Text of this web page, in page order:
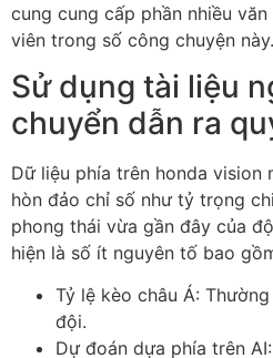
cung cung cấp phần nhiều
viên trong số công chuyện này.
Sử dụng tài liệu
chuyển dẫn ra
Dữ liệu phía trên honda vision
hòn đảo chỉ số như tỷ trọng
phong thái vừa gần đây của
hiện là số ít nguyên tố bao
Tỷ lệ kèo châu Á:
đội.
Dự đoán dựa phía trên